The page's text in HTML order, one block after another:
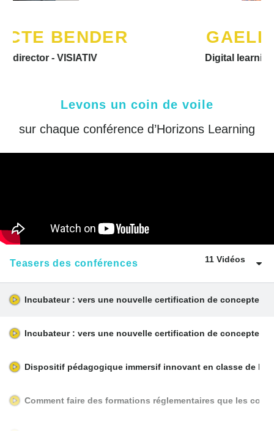
GAELLE LE BRUN
Digital learning manager - SERVIER
Levons un coin de voile
sur chaque conférence d’Horizons Learning
Teasers des conférences 11 Vidéos
Incubateur : vers une nouvelle certification de concepteur
Incubateur : vers une nouvelle certification de concepteur
Dispositif pédagogique immersif innovant en classe de
Comment faire des formations réglementaires que les